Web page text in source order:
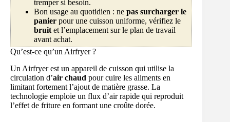
tremper si besoin.
Bon usage au quotidien : ne pas surcharger le
panier pour une cuisson uniforme, vérifiez le
bruit et l’emplacement sur le plan de travail
avant achat.
Qu’est-ce qu’un Airfryer ?
Un Airfryer est un appareil de cuisson qui utilise la
circulation d’air chaud pour cuire les aliments en
limitant fortement l’ajout de matière grasse. La
technologie emploie un flux d’air rapide qui reproduit
l’effet de friture en formant une croûte dorée.